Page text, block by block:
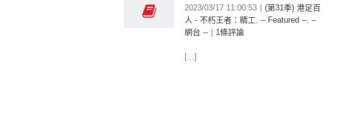
2023/03/17 11:00:53
(第31季) 港足百
人 - 不朽王者：精工, -- Featured --, --
網台 --
1條評論
[...]